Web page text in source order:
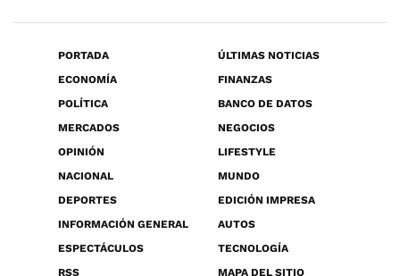
PORTADA
ÚLTIMAS NOTICIAS
ECONOMÍA
FINANZAS
POLÍTICA
BANCO DE DATOS
MERCADOS
NEGOCIOS
OPINIÓN
LIFESTYLE
NACIONAL
MUNDO
DEPORTES
EDICIÓN IMPRESA
INFORMACIÓN GENERAL
AUTOS
ESPECTÁCULOS
TECNOLOGÍA
RSS
MAPA DEL SITIO